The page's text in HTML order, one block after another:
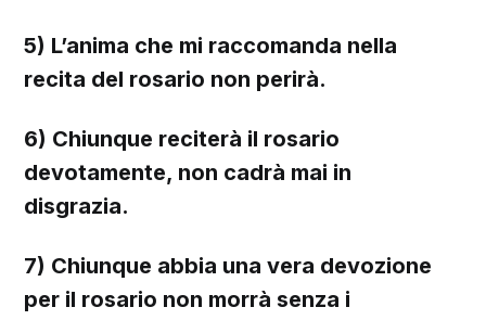
5) L’anima che mi raccomanda nella
recita del rosario non perirà.
6) Chiunque reciterà il rosario
devotamente, non cadrà mai in
disgrazia.
7) Chiunque abbia una vera devozione
per il rosario non morrà senza i